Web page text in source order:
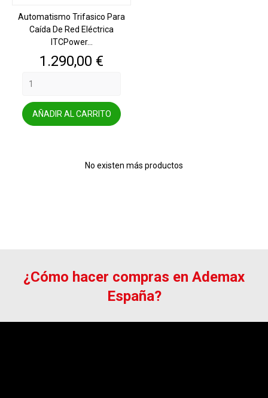
Automatismo Trifasico Para
Caída De Red Eléctrica
ITCPower...
Precio
1.290,00 €
AÑADIR AL CARRITO
No existen más productos
¿Cómo hacer compras en Ademax
España?